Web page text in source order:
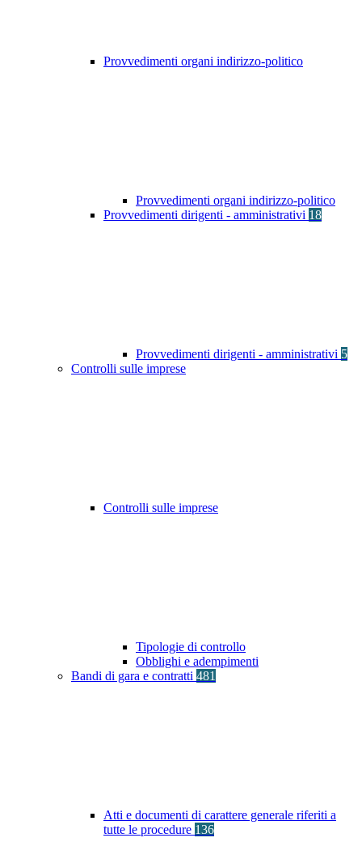
Provvedimenti organi indirizzo-politico
Provvedimenti organi indirizzo-politico
Provvedimenti dirigenti - amministrativi 18
Provvedimenti dirigenti - amministrativi 5
Controlli sulle imprese
Controlli sulle imprese
Tipologie di controllo
Obblighi e adempimenti
Bandi di gara e contratti 481
Atti e documenti di carattere generale riferiti a
tutte le procedure 136